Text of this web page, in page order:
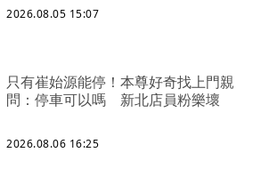
2026.08.05 15:07
只有崔始源能停！本尊好奇找上門親
問：停車可以嗎 新北店員粉樂壞
2026.08.06 16:25